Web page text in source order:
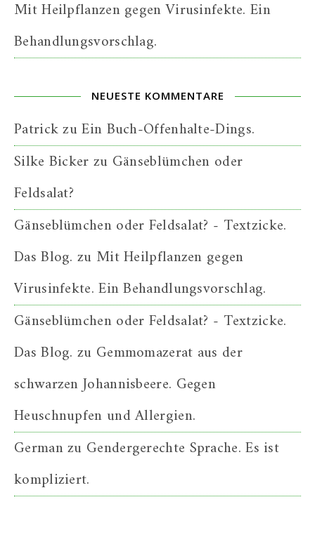
Mit Heilpflanzen gegen Virusinfekte. Ein
Behandlungsvorschlag.
NEUESTE KOMMENTARE
PatrickzuEin Buch-Offenhalte-Dings.
Silke Bickerzu Gänseblümchen oder
Feldsalat?
Gänseblümchen oder Feldsalat? - Textzicke.
Das Blog. zu Mit Heilpflanzen gegen
Virusinfekte. Ein Behandlungsvorschlag.
Gänseblümchen oder Feldsalat? - Textzicke.
Das Blog. zu Gemmomazerat aus der
schwarzen Johannisbeere. Gegen
Heuschnupfen und Allergien.
Germanzu Gendergerechte Sprache. Es ist
kompliziert.